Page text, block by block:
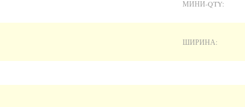
МИНИ-QTY:
ШИРИНА: